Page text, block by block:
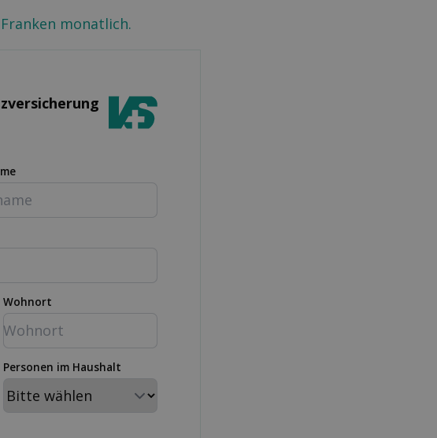
monatlich.
Wohnort
Personen im Haushalt